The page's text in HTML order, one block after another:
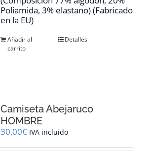
Poliamida, 3% elastano) (Fabricado
en la EU)
Añadir al
carrito
Detalles
Camiseta Abejaruco
HOMBRE
30,00€ IVA incluido